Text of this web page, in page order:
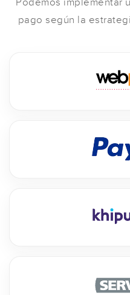
Podemos implementar
pago según la